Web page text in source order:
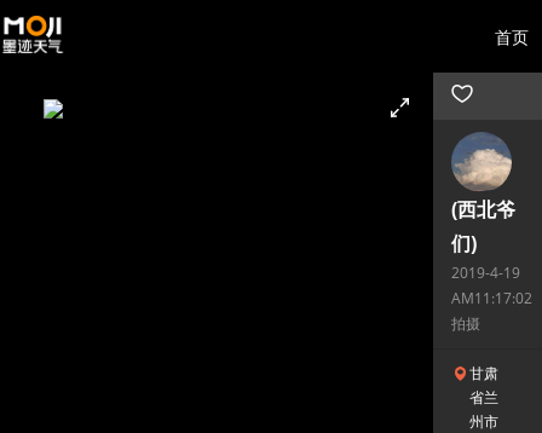
首页
(西北爷
们)
2019-4-19
AM11:17:02
拍摄
甘肃
省兰
州市